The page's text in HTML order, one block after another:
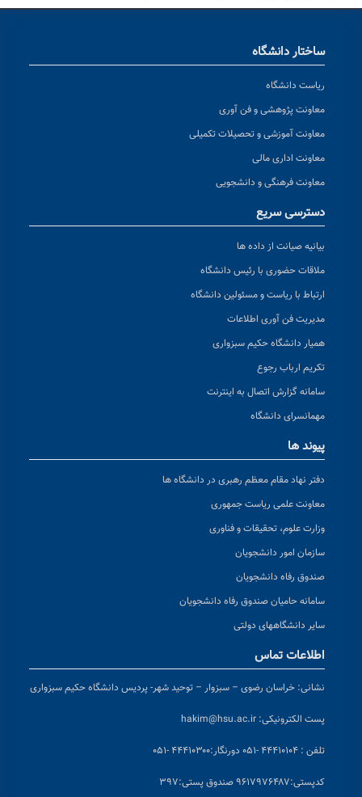
ساختار دانشگاه
ریاست دانشگاه
معاونت پژوهشی و فن آوری
معاونت آموزشی و تحصیلات تکمیلی
معاونت اداری مالی
معاونت فرهنگی و دانشجویی
دسترسی سریع
بیانیه صیانت از داده ها
ملاقات حضوری با رئیس دانشگاه
ارتباط با ریاست و مسئولین دانشگاه
مدیریت فن آوری اطلاعات
همیار دانشگاه حکیم سبزواری
تکریم ارباب رجوع
سامانه گزارش اتصال به اینترنت
مهمانسرای دانشگاه
پیوند ها
دفتر نهاد مقام معظم رهبری در دانشگاه ها
معاونت علمی ریاست جمهوری
وزارت علوم، تحقیقات و فناوری
سازمان امور دانشجویان
صندوق رفاه دانشجویان
سامانه حامیان صندوق رفاه دانشجویان
سایر دانشگاههای دولتی
اطلاعات تماس
نشانی: خراسان رضوی – سبزوار – توحید شهر- پردیس دانشگاه حکیم سبزواری
پست الکترونیکی: hakim@hsu.ac.ir
تلفن : ۴۴۴۱۰۱۰۴ -۰۵۱ دورنگار:۴۴۴۱۰۳۰۰ -۰۵۱
کدپستی:۹۶۱۷۹۷۶۴۸۷ صندوق پستی:۳۹۷